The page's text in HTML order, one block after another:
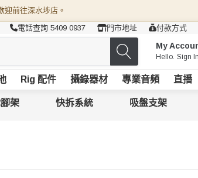
迎前往深水埗店。
電話查詢 5409 0937 門市地址 付款方式
My
Hello. Sign In
Rig 配件 攝錄器材 專業音頻 直播
架 快拆系統 吸盤支架